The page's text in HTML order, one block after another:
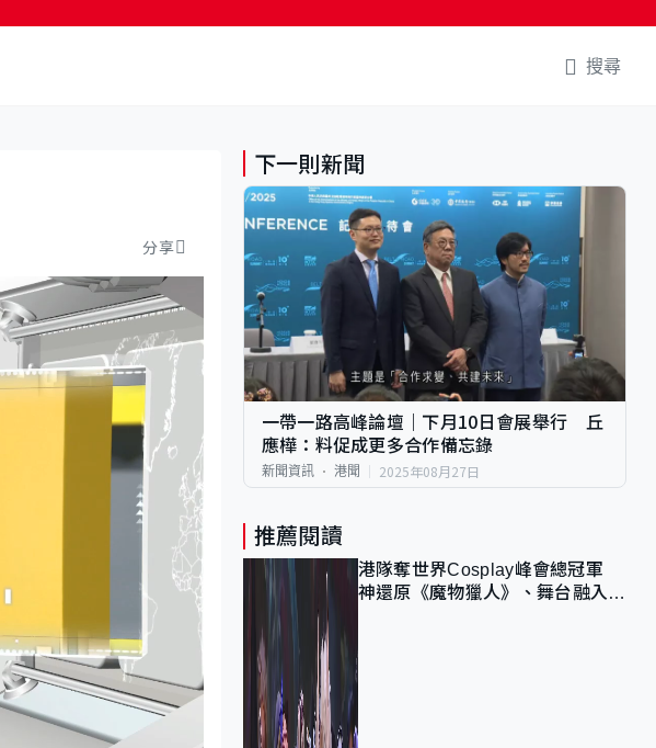
搜尋
分享
下一則新聞
一帶一路高峰論壇｜下月10日會展舉行 丘
應樺：料促成更多合作備忘錄
新聞資訊 港聞 2025年08月27日
推薦閱讀
港隊奪世界Cosplay峰會總冠軍
神還原《魔物獵人》、舞台融入獅